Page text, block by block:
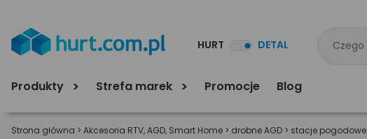
HURT DETAL
Produkty Strefa marek Promocje Blog
Strona główna > Akcesoria RTV, AGD, Smart Home > drobne AGD > stacje pogodowe